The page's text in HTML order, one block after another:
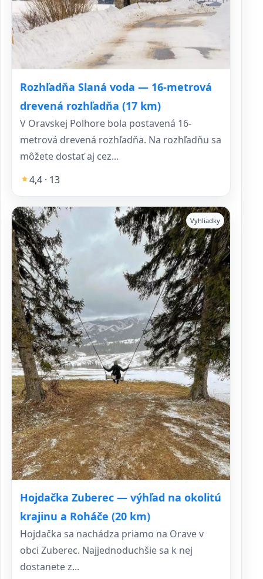
Rozhľadňa Slaná voda — 16‑metrová
drevená rozhľadňa (17 km)
V Oravskej Polhore bola postavená 16-
metrová drevená rozhľadňa. Na rozhľadňu sa
môžete dostať aj cez...
4,4 · 13
Hojdačka Zuberec — výhľad na okolitú
krajinu a Roháče (20 km)
Vyhliadky
Hojdačka sa nachádza priamo na Orave v
obci Zuberec. Najjednoduchšie sa k nej
dostanete z...